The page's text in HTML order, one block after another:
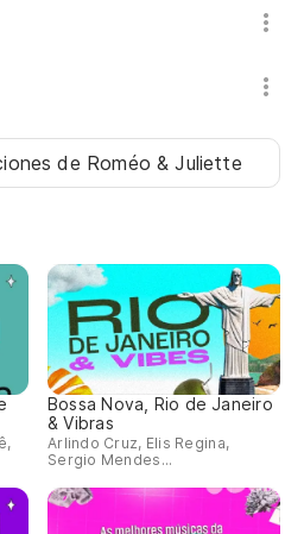
de Roméo & Juliette
Bossa Nova, Rio de Janeiro
& Vibras
Arlindo Cruz, Elis Regina,
Sergio Mendes...